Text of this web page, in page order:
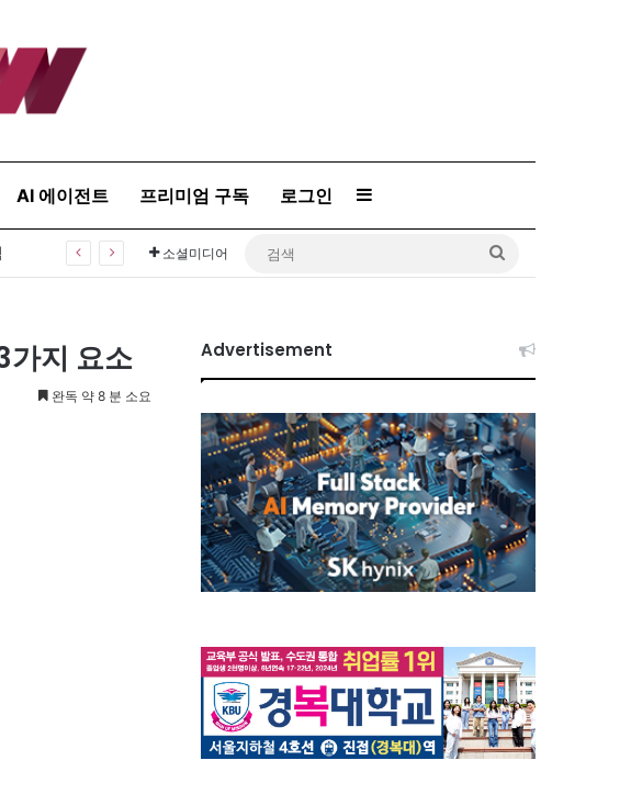
AI 에이전트 프리미엄 구독 로그인 Sidebar
소셜미디어
가지 요소
완독 약 8 분 소요
Advertisement